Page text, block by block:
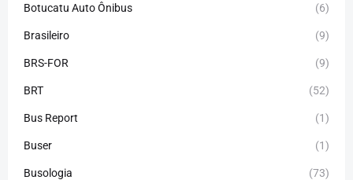
Botucatu Auto Ônibus (6)
Brasileiro (9)
BRS-FOR (9)
BRT (52)
Bus Report (1)
Buser (1)
Busologia (73)